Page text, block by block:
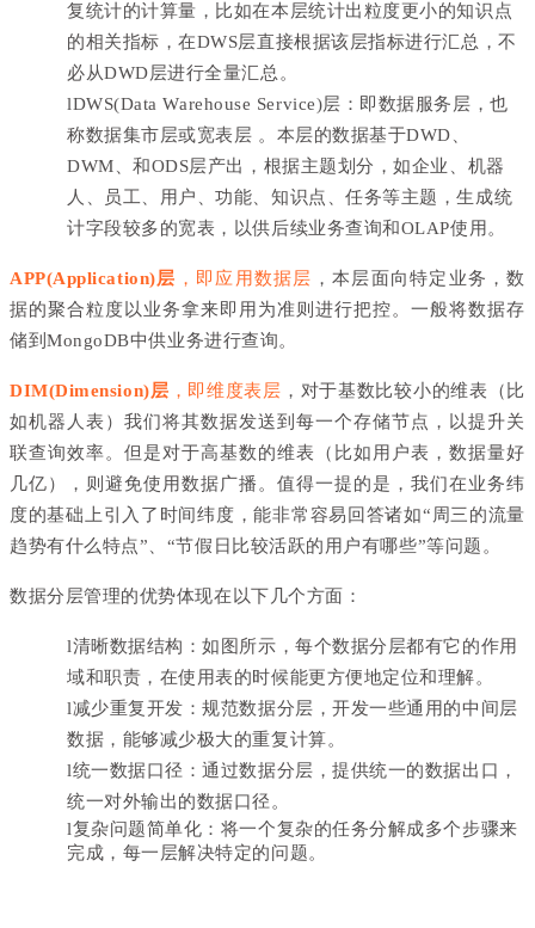
复统计的计算量，比如在本层统计出粒度更小的知识点
的相关指标，在DWS层直接根据该层指标进行汇总，不
必从DWD层进行全量汇总。
lDWS(Data Warehouse Service)层：即数据服务层，也
称数据集市层或宽表层 。本层的数据基于DWD、
DWM、和ODS层产出，根据主题划分，如企业、机器
人、员工、用户、功能、知识点、任务等主题，生成统
计字段较多的宽表，以供后续业务查询和OLAP使用。
APP(Application)层 ，即应用数据层 ，本层面向特定业务，数
据的聚合粒度以业务拿来即用为准则进行把控。一般将数据存
储到MongoDB中供业务进行查询。
DIM(Dimension)层 ，即维度表层 ，对于基数比较小的维表（比
如机器人表）我们将其数据发送到每一个存储节点，以提升关
联查询效率。但是对于高基数的维表（比如用户表，数据量好
几亿），则避免使用数据广播。值得一提的是，我们在业务纬
度的基础上引入了时间纬度，能非常容易回答诸如“周三的流量
趋势有什么特点”、“节假日比较活跃的用户有哪些”等问题。
数据分层管理的优势体现在以下几个方面：
l清晰数据结构：如图所示，每个数据分层都有它的作用
域和职责，在使用表的时候能更方便地定位和理解。
l减少重复开发：规范数据分层，开发一些通用的中间层
数据，能够减少极大的重复计算。
l统一数据口径：通过数据分层，提供统一的数据出口，
统一对外输出的数据口径。
l复杂问题简单化：将一个复杂的任务分解成多个步骤来
完成，每一层解决特定的问题。